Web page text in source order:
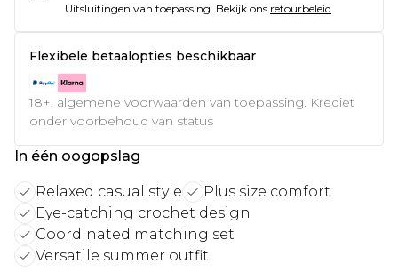
Uitsluitingen van toepassing. Bekijk ons retourbeleid
Flexibele betaalopties beschikbaar
18+, algemene voorwaarden van toepassing. Krediet
onder voorbehoud van status
In één oogopslag
Relaxed casual style
Plus size comfort
Eye-catching crochet design
Coordinated matching set
Versatile summer outfit